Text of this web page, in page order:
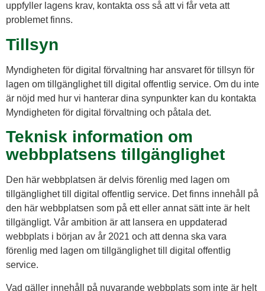
uppfyller lagens krav, kontakta oss så att vi får veta att
problemet finns.
Tillsyn
Myndigheten för digital förvaltning har ansvaret för tillsyn för
lagen om tillgänglighet till digital offentlig service. Om du inte
är nöjd med hur vi hanterar dina synpunkter kan du kontakta
Myndigheten för digital förvaltning och påtala det.
Teknisk information om
webbplatsens tillgänglighet
Den här webbplatsen är delvis förenlig med lagen om
tillgänglighet till digital offentlig service. Det finns innehåll på
den här webbplatsen som på ett eller annat sätt inte är helt
tillgängligt. Vår ambition är att lansera en uppdaterad
webbplats i början av år 2021 och att denna ska vara
förenlig med lagen om tillgänglighet till digital offentlig
service.
Vad gäller innehåll på nuvarande webbplats som inte är helt